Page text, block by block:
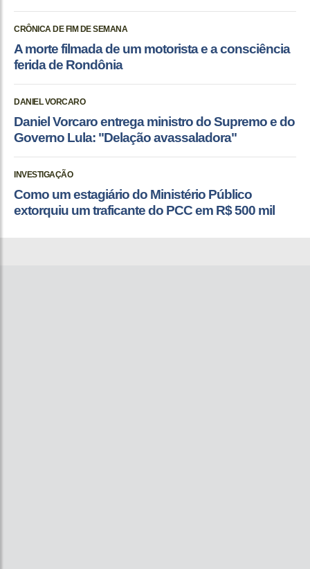
CRÔNICA DE FIM DE SEMANA
A morte filmada de um motorista e a consciência
ferida de Rondônia
DANIEL VORCARO
Daniel Vorcaro entrega ministro do Supremo e do
Governo Lula: "Delação avassaladora"
INVESTIGAÇÃO
Como um estagiário do Ministério Público
extorquiu um traficante do PCC em R$ 500 mil